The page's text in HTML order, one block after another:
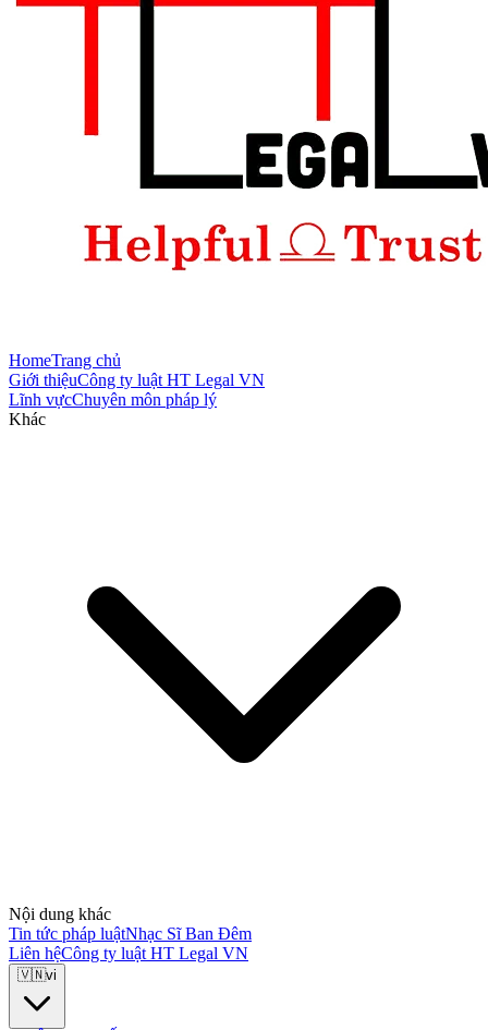
HomeTrang chủ
Giới thiệuCông ty luật HT Legal VN
Lĩnh vựcChuyên môn pháp lý
Khác
Nội dung khác
Tin tức pháp luậtNhạc Sĩ Ban Đêm
Liên hệCông ty luật HT Legal VN
🇻🇳vi